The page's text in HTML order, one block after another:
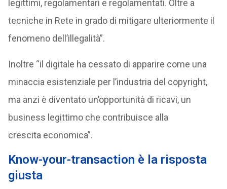
legittimi, regolamentari e regolamentati. Oltre a
tecniche in Rete in grado di mitigare ulteriormente il
fenomeno dell’illegalità”.
Inoltre “il digitale ha cessato di apparire come una
minaccia esistenziale per l’industria del copyright,
ma anzi è diventato un’opportunità di ricavi, un
business legittimo che contribuisce alla
crescita economica”.
Know-your-transaction è la risposta
giusta